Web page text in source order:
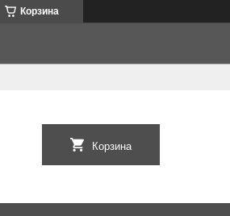
Корзина
Корзина